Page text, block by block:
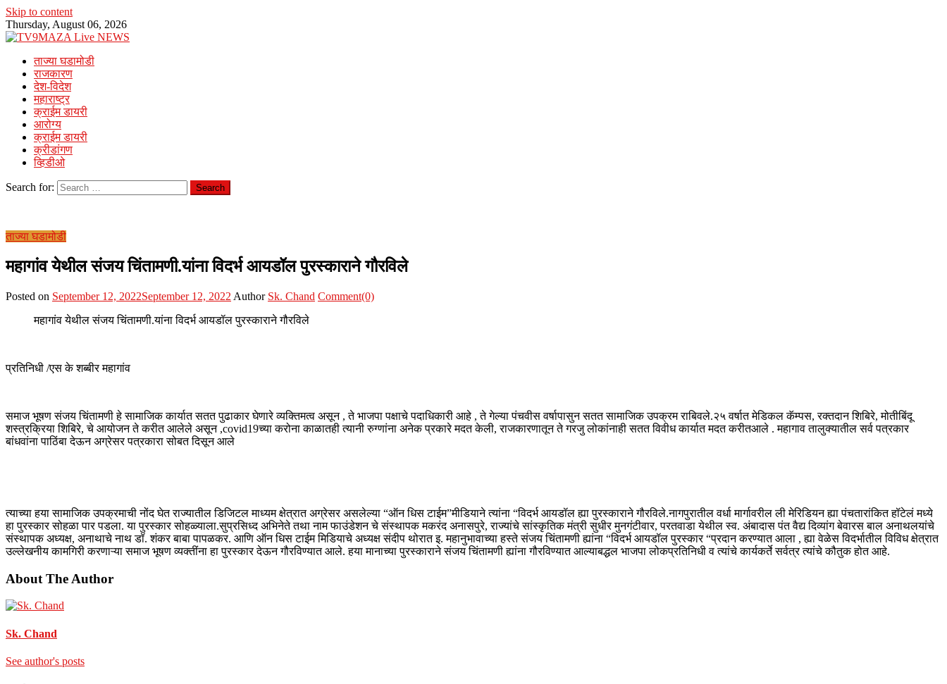
Skip to content
Thursday, August 06, 2026
ताज्या घडामोडी
राजकारण
देश-विदेश
महाराष्ट्र
क्राईम डायरी
आरोग्य
क्राईम डायरी
क्रीडांगण
व्हिडीओ
Search for:
ताज्या घडामोडी
महागांव येथील संजय चिंतामणी.यांना विदर्भ आयडॉल पुरस्काराने गौरविले
Posted on September 12, 2022September 12, 2022 Author Sk. Chand Comment(0)
महागांव येथील संजय चिंतामणी.यांना विदर्भ आयडॉल पुरस्काराने गौरविले
प्रतिनिधी /एस के शब्बीर महागांव
समाज भूषण संजय चिंतामणी हे सामाजिक कार्यात सतत पुढाकार घेणारे व्यक्तिमत्व असून , ते भाजपा पक्षाचे पदाधिकारी आहे , ते गेल्या पंचवीस वर्षापासुन सतत सामाजिक उपक्रम राबिवले.२५ वर्षात मेडिकल कॅम्पस, रक्तदान शिबिरे, मोतीबिंदू
शस्त्रक्रिया शिबिरे, चे आयोजन ते करीत आलेले असून ,covid19च्या करोना काळातही त्यानी रुग्णांना अनेक प्रकारे मदत केली, राजकारणातून ते गरजु लोकांनाही सतत विवीध कार्यात मदत करीतआले . महागाव तालुक्यातील सर्व पत्रकार
बांधवांना पाठिंबा देऊन अग्रेसर पत्रकारा सोबत दिसून आले
त्याच्या हया सामाजिक उपक्रमाची नोंद घेत राज्यातील डिजिटल माध्यम क्षेत्रात अग्रेसर असलेल्या “ऑन धिस टाईम”मीडियाने त्यांना “विदर्भ आयडॉल ह्या पुरस्काराने गौरविले.नागपुरातील वर्धा मार्गावरील ली मेरिडियन ह्या पंचतारांकित हॉटेलं मध्ये
हा पुरस्कार सोहळा पार पडला. या पुरस्कार सोहळ्याला.सुप्रसिध्द अभिनेते तथा नाम फाउंडेशन चे संस्थापक मकरंद अनासपुरे, राज्यांचे सांस्कृतिक मंत्री सुधीर मुनगंटीवार, परतवाडा येथील स्व. अंबादास पंत वैद्य दिव्यांग बेवारस बाल अनाथलयांचे
संस्थापक अध्यक्ष, अनाथाचे नाथ डॉ. शंकर बाबा पापळकर. आणि ऑन धिस टाईम मिडियाचे अध्यक्ष संदीप थोरात इ. महानुभावाच्या हस्ते संजय चिंतामणी ह्यांना “विदर्भ आयडॉल पुरस्कार “प्रदान करण्यात आला , ह्या वेळेस विदर्भातील विविध क्षेत्रात
उल्लेखनीय कामगिरी करणाऱ्या समाज भूषण व्यक्तींना हा पुरस्कार देऊन गौरविण्यात आले. हया मानाच्या पुरस्काराने संजय चिंतामणी ह्यांना गौरविण्यात आल्याबद्धल भाजपा लोकप्रतिनिधी व त्यांचे कार्यकर्ते सर्वत्र त्यांचे कौतुक होत आहे.
About The Author
Sk. Chand
See author's posts